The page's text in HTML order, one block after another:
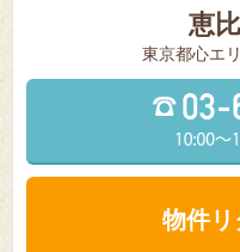
恵
東京都⼼エ
物件リ